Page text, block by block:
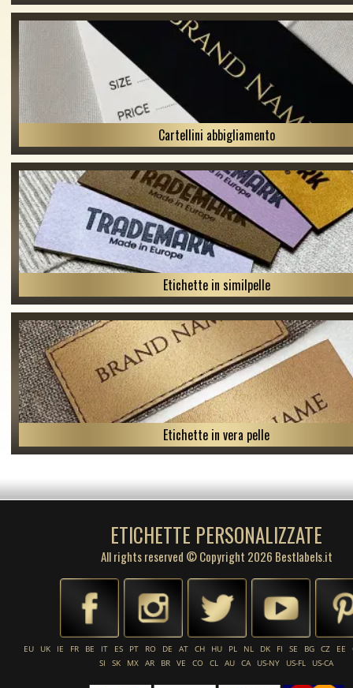
Cartellini abbigliamento
Etichette in similpelle
Etichette in vera pelle
ETICHETTE PERSONALIZZATE
All rights reserved © Copyright 2026 Bestlabels.it
EU UK IE FR BE IT ES PT RO DE AT CH HU PL NL DK FI SE BG CZ EE
SI
SK MX AR BR VE CO CL AU CA US-NY US-FL US-CA